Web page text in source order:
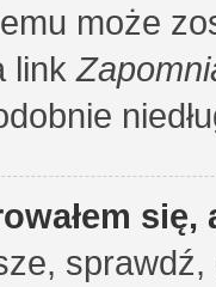
może
link